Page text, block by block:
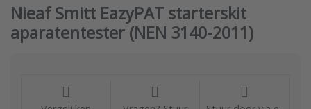
Nieaf Smitt EazyPAT starterskit
aparatentester (NEN 3140-2011)